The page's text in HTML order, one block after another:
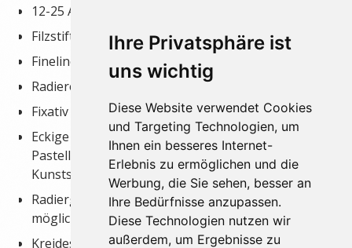
Ihre Privatsphäre ist
uns wichtig
Diese Website verwendet Cookies
und Targeting Technologien, um
Ihnen ein besseres Internet-
Erlebnis zu ermöglichen und die
Werbung, die Sie sehen, besser an
Ihre Bedürfnisse anzupassen.
Diese Technologien nutzen wir
außerdem, um Ergebnisse zu
12-25 Aquarellbuntstifte guter Qualität
Filzstifte
Fineliner (schwarz)
Radierer und Knetradiergummi
Fixativ für Künstler oder Haarspray
Eckige fettfreie Künstler-Soft-
Pastellkreiden (Bestellung in der
Kunstschule möglich)
Radiergummistift (Bestellung in der Kunstschule
möglich)
Kreidestifte (schwarz, braun, weiß, Bestellung in